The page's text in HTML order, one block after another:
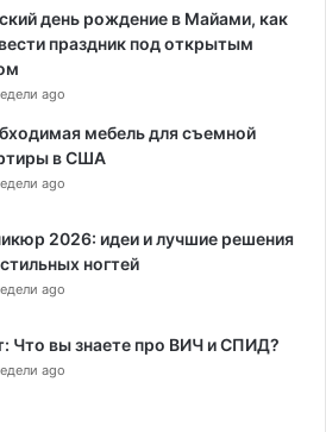
день рождение в Майами, как
праздник под открытым
ago
мебель для съемной
в США
ago
2026: идеи и лучшие решения
ногтей
ago
Что вы знаете про ВИЧ и СПИД?
ago